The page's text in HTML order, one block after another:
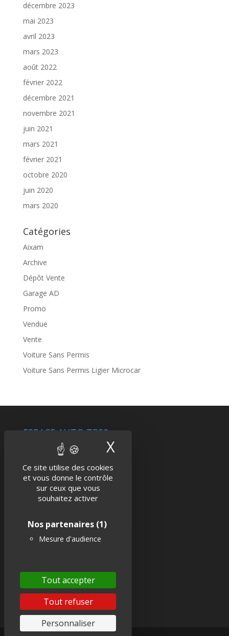
Ce site utilise des cookies
et vous donne le contrôle
sur ceux que vous
souhaitez activer
Nos partenaires (1)
Mesure d'audience
Tout accepter
Tout refuser
Personnaliser
X
décembre 2023
mai 2023
avril 2023
mars 2023
août 2022
février 2022
décembre 2021
novembre 2021
juin 2021
mars 2021
février 2021
octobre 2020
juin 2020
mars 2020
Catégories
Aixam
Archive
Dépôt Vente
Garage AD
Promo
Vendue
Vente
Voiture Sans Permis
Voiture Sans Permis Ligier Microcar
ESPACE AUTO TR89
Contactez-nous
Actualités
Mentions légales